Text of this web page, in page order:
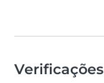
Verificações